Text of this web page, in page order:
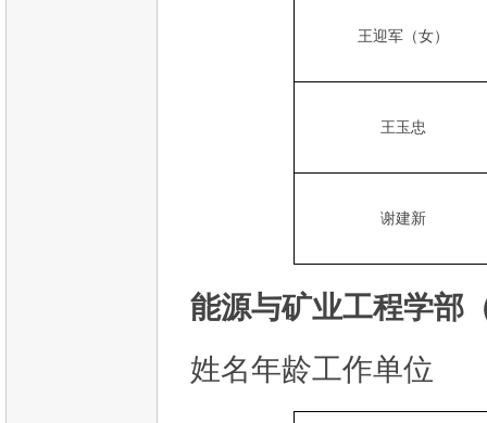
王迎军（女）
王玉忠
谢建新
能源与矿业工程学部
姓名年龄工作单位